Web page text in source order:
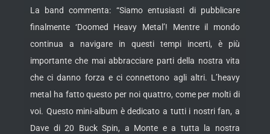
La band commenta: “Siamo entusiasti di pubblicare
finalmente ‘Doomed Heavy Metal’! Mentre il mondo
continua a navigare in questi tempi incerti, è più
importante che mai abbracciare parti della nostra vita
che ci danno forza e ci connettono agli altri. L’heavy
metal ha fatto questo per noi quattro, come per molti di
voi. Questo mini-album è dedicato a tutti i nostri fan, a
Dave di 20 Buck Spin, a Monte e a tutta la nostra